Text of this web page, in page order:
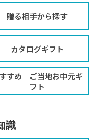
贈る相手から探す
カタログギフト
すめ ご当地お中元ギ
フト
識